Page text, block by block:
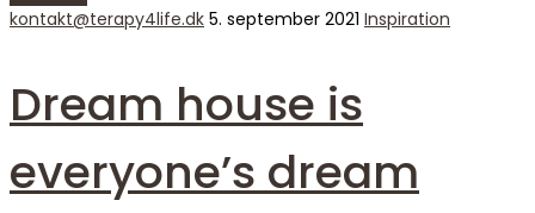
kontakt@terapy4life.dk 5. september 2021 Inspiration
Dream house is
everyone’s dream